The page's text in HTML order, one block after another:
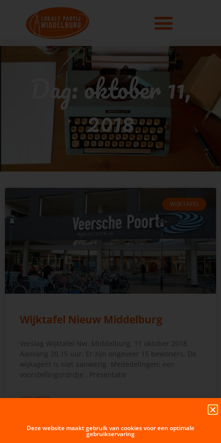
Dag: oktober 11,
2018
WIJKTAFEL
Wijktafel Nieuw Middelburg
Verslag Wijktafel Nw. Middelburg. 11 oktober 2018.
Aanvang 20.15 uur. Er zijn ongeveer 15 bewoners. De
wijkagent is niet aanwezig. Mededelingen: een
voorstellingsrondje . Presentatie
LEES MEER >
11 oktober 2018
Deze website maakt gebruik van cookies voor een optimale
gebruikservaring